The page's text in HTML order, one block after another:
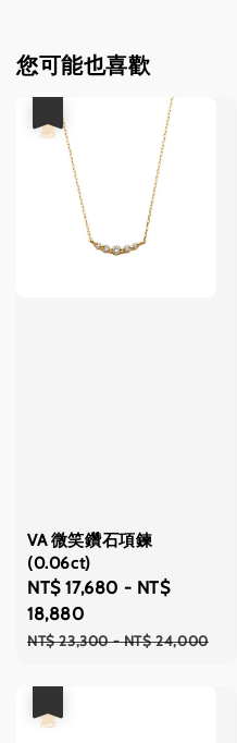
您可能也喜歡
VA 微笑鑽石項鍊
(0.06ct)
Sale
price
NT$ 17,680 - NT$
18,880
Regular
NT$ 23,300-NT$ 24,000